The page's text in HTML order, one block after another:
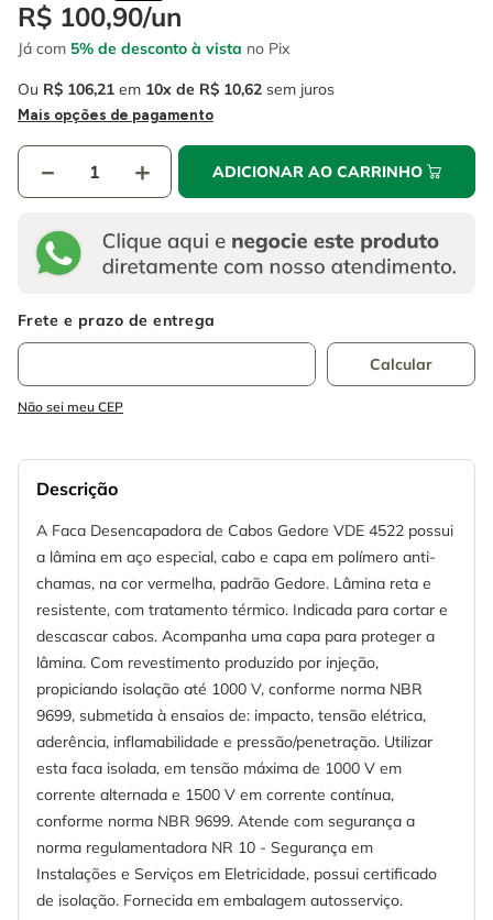
R$ 100,90/un
Já com 5% de desconto à vista no Pix
Ou R$ 106,21 em 10 R$ 10,62 sem juros
Mais opções de pagamento
＋
－ ADICIONAR AO CARRINHO
Não sei meu CEP
Descrição
A Faca Desencapadora de Cabos Gedore VDE 4522 possui
a lâmina em aço especial, cabo e capa em polímero anti-
chamas, na cor vermelha, padrão Gedore. Lâmina reta e
resistente, com tratamento térmico. Indicada para cortar e
descascar cabos. Acompanha uma capa para proteger a
lâmina. Com revestimento produzido por injeção,
propiciando isolação até 1000 V, conforme norma NBR
9699, submetida à ensaios de: impacto, tensão elétrica,
aderência, inflamabilidade e pressão/penetração. Utilizar
esta faca isolada, em tensão máxima de 1000 V em
corrente alternada e 1500 V em corrente contínua,
conforme norma NBR 9699. Atende com segurança a
norma regulamentadora NR 10 - Segurança em
Instalações e Serviços em Eletricidade, possui certificado
de isolação. Fornecida em embalagem autosserviço.
6 fio
7º serra copo
8º chave impacto
disco corte
º escada
º serra circular
º fio
chave impacto
disco corte